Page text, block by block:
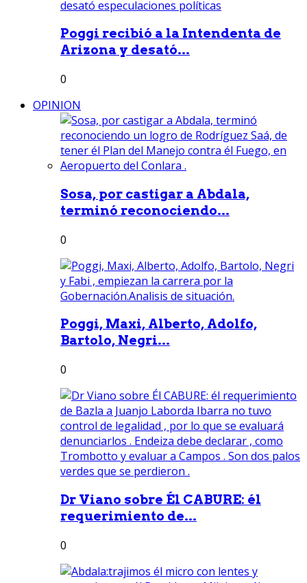
Poggi recibió a la Intendenta de
Arizona y desató...
0
OPINION
Sosa, por castigar a Abdala,
terminó reconociendo...
0
Poggi, Maxi, Alberto, Adolfo,
Bartolo, Negri...
0
Dr Viano sobre Él CABURE: él
requerimiento de...
0